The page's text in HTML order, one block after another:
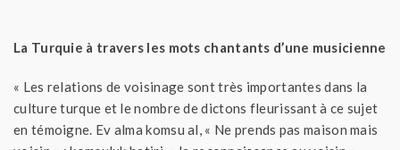
La Turquie à travers les mots chantants d’une musicienne
« Les relations de voisinage sont très importantes dans la
culture turque et le nombre de dictons fleurissant à ce sujet
en témoigne. Ev alma komsu al, « Ne prends pas maison mais